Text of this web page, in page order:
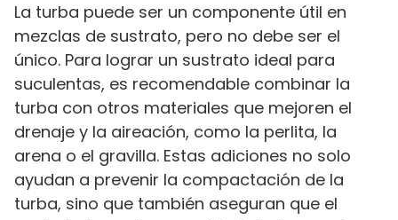
La turba puede ser un componente útil en
mezclas de sustrato, pero no debe ser el
único. Para lograr un sustrato ideal para
suculentas, es recomendable combinar la
turba con otros materiales que mejoren el
drenaje y la aireación, como la perlita, la
arena o el gravilla. Estas adiciones no solo
ayudan a prevenir la compactación de la
turba, sino que también aseguran que el